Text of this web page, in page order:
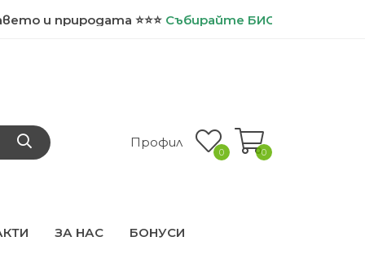
⭐⭐⭐СъбирайтеБИО точки и ползвайте
Профил
0 0
ЗА НАС БОНУСИ